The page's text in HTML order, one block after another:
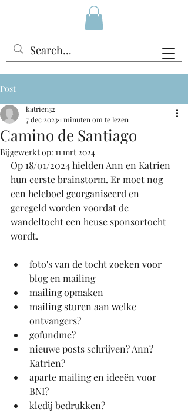
Post
Camino de Santiago
katrien32
7 dec 20231 minuten om te lezen
Bijgewerkt op: 11 mrt 2024
Op 18/01/2024 hielden Ann en Katrien
hun eerste brainstorm. Er moet nog
een heleboel georganiseerd en
geregeld worden voordat de
wandeltocht een heuse sponsortocht
wordt.
foto's van de tocht zoeken voor
blog en mailing
mailing opmaken
mailing sturen aan welke
ontvangers?
gofundme?
nieuwe posts schrijven? Ann?
Katrien?
aparte mailing en ideeën voor
BNI?
kledij bedrukken?